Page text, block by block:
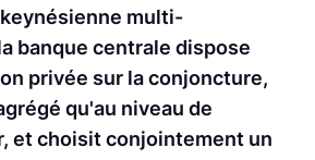
multi-
banque centrale dispose
privée sur la conjoncture,
qu'au niveau de
et choisit conjointement un